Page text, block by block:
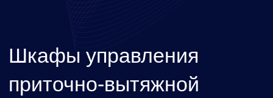
через протоколы Modbus RTU или
Каждый шкаф комплектуетс
температурным датчиком канала,
уличным датчиком. Модель с водяным
нагревом комплектуется датчиком
температуры обратной воды (NTC10k).